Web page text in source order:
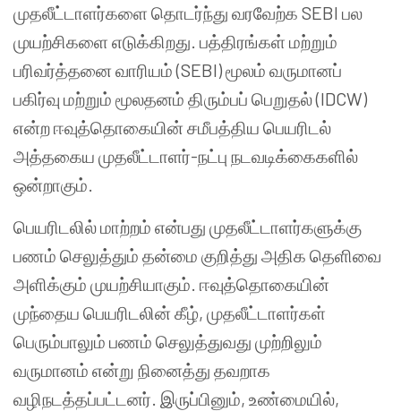
முதலீட்டாளர்களை தொடர்ந்து வரவேற்க SEBI பல
முயற்சிகளை எடுக்கிறது. பத்திரங்கள் மற்றும்
பரிவர்த்தனை வாரியம் (SEBI) மூலம் வருமானப்
பகிர்வு மற்றும் மூலதனம் திரும்பப் பெறுதல் (IDCW)
என்ற ஈவுத்தொகையின் சமீபத்திய பெயரிடல்
அத்தகைய முதலீட்டாளர்-நட்பு நடவடிக்கைகளில்
ஒன்றாகும்.
பெயரிடலில் மாற்றம் என்பது முதலீட்டாளர்களுக்கு
பணம் செலுத்தும் தன்மை குறித்து அதிக தெளிவை
அளிக்கும் முயற்சியாகும். ஈவுத்தொகையின்
முந்தைய பெயரிடலின் கீழ், முதலீட்டாளர்கள்
பெரும்பாலும் பணம் செலுத்துவது முற்றிலும்
வருமானம் என்று நினைத்து தவறாக
வழிநடத்தப்பட்டனர். இருப்பினும், உண்மையில்,